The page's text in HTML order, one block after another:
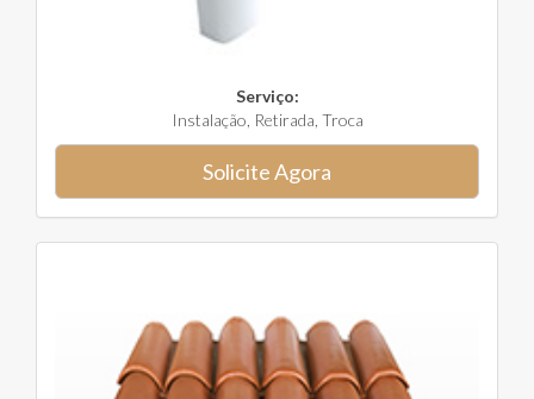
Serviço:
Instalação, Retirada, Troca
Solicite Agora